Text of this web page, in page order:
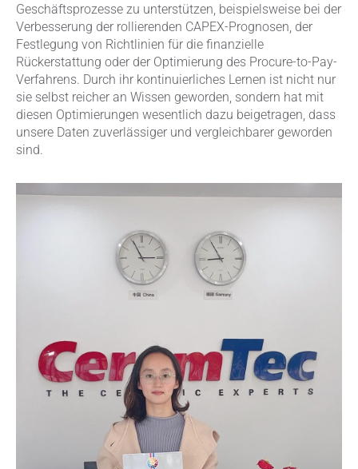
Geschäftsprozesse zu unterstützen, beispielsweise bei der
Verbesserung der rollierenden CAPEX-Prognosen, der
Festlegung von Richtlinien für die finanzielle
Rückerstattung oder der Optimierung des Procure-to-Pay-
Verfahrens. Durch ihr kontinuierliches Lernen ist nicht nur
sie selbst reicher an Wissen geworden, sondern hat mit
diesen Optimierungen wesentlich dazu beigetragen, dass
unsere Daten zuverlässiger und vergleichbarer geworden
sind.